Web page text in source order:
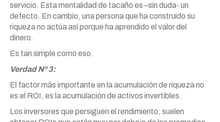
servicio. Esta mentalidad de tacaño es –sin duda- un
defecto. En cambio, una persona que ha construido su
riqueza no actúa así porque ha aprendido el valor del
dinero.
Es tan simple como eso.
Verdad Nº 3:
El factor más importante en la acumulación de riqueza no
es el ROI, es la acumulación de activos invertibles.
Los inversores que persiguen el rendimiento, suelen